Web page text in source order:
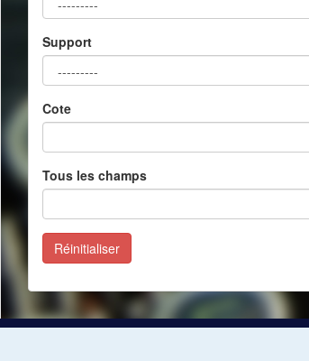
Support
Cote
Tous les champs
Réinitialiser